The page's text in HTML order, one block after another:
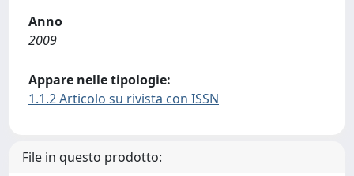
Anno
2009
Appare nelle tipologie:
1.1.2 Articolo su rivista con ISSN
File in questo prodotto: